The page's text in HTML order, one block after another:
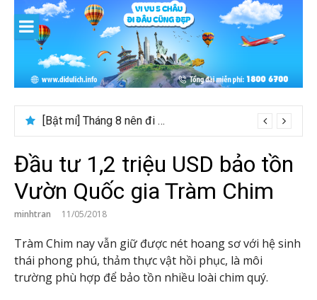
content
[Bật mí] Tháng 8 nên đi nước nào đẹp? Gợi ý 5+ tọa độ hot 2026
Đầu tư 1,2 triệu USD bảo tồn
Vườn Quốc gia Tràm Chim
minhtran 11/05/2018
Tràm Chim nay vẫn giữ được nét hoang sơ với hệ sinh
thái phong phú, thảm thực vật hồi phục, là môi
trường phù hợp để bảo tồn nhiều loài chim quý.